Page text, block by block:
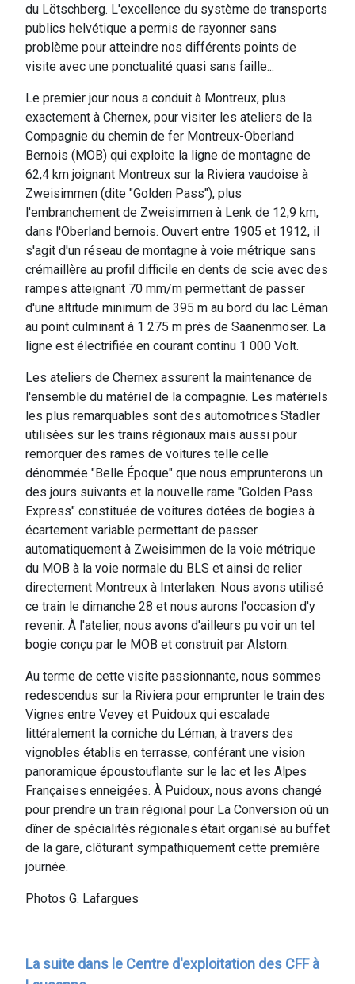
du Lötschberg. L'excellence du système de transports
publics helvétique a permis de rayonner sans
problème pour atteindre nos différents points de
visite avec une ponctualité quasi sans faille...
Le premier jour nous a conduit à Montreux, plus
exactement à Chernex, pour visiter les ateliers de la
Compagnie du chemin de fer Montreux-Oberland
Bernois (MOB) qui exploite la ligne de montagne de
62,4 km joignant Montreux sur la Riviera vaudoise à
Zweisimmen (dite "Golden Pass"), plus
l'embranchement de Zweisimmen à Lenk de 12,9 km,
dans l'Oberland bernois. Ouvert entre 1905 et 1912, il
s'agit d'un réseau de montagne à voie métrique sans
crémaillère au profil difficile en dents de scie avec des
rampes atteignant 70 mm/m permettant de passer
d'une altitude minimum de 395 m au bord du lac Léman
au point culminant à 1 275 m près de Saanenmöser. La
ligne est électrifiée en courant continu 1 000 Volt.
Les ateliers de Chernex assurent la maintenance de
l'ensemble du matériel de la compagnie. Les matériels
les plus remarquables sont des automotrices Stadler
utilisées sur les trains régionaux mais aussi pour
remorquer des rames de voitures telle celle
dénommée "Belle Époque" que nous emprunterons un
des jours suivants et la nouvelle rame "Golden Pass
Express" constituée de voitures dotées de bogies à
écartement variable permettant de passer
automatiquement à Zweisimmen de la voie métrique
du MOB à la voie normale du BLS et ainsi de relier
directement Montreux à Interlaken. Nous avons utilisé
ce train le dimanche 28 et nous aurons l'occasion d'y
revenir. À l'atelier, nous avons d'ailleurs pu voir un tel
bogie conçu par le MOB et construit par Alstom.
Au terme de cette visite passionnante, nous sommes
redescendus sur la Riviera pour emprunter le train des
Vignes entre Vevey et Puidoux qui escalade
littéralement la corniche du Léman, à travers des
vignobles établis en terrasse, conférant une vision
panoramique époustouflante sur le lac et les Alpes
Françaises enneigées. À Puidoux, nous avons changé
pour prendre un train régional pour La Conversion où un
dîner de spécialités régionales était organisé au buffet
de la gare, clôturant sympathiquement cette première
journée.
Photos G. Lafargues
La suite dans le Centre d'exploitation des CFF à